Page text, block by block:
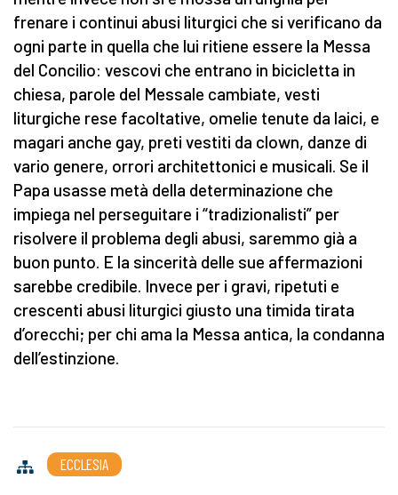
frenare i continui abusi liturgici che si verificano da
ogni parte in quella che lui ritiene essere la Messa
del Concilio: vescovi che entrano in bicicletta in
chiesa, parole del Messale cambiate, vesti
liturgiche rese facoltative, omelie tenute da laici, e
magari anche gay, preti vestiti da clown, danze di
vario genere, orrori architettonici e musicali. Se il
Papa usasse metà della determinazione che
impiega nel perseguitare i “tradizionalisti” per
risolvere il problema degli abusi, saremmo già a
buon punto. E la sincerità delle sue affermazioni
sarebbe credibile. Invece per i gravi, ripetuti e
crescenti abusi liturgici giusto una timida tirata
d’orecchi; per chi ama la Messa antica, la condanna
dell’estinzione.
ECCLESIA